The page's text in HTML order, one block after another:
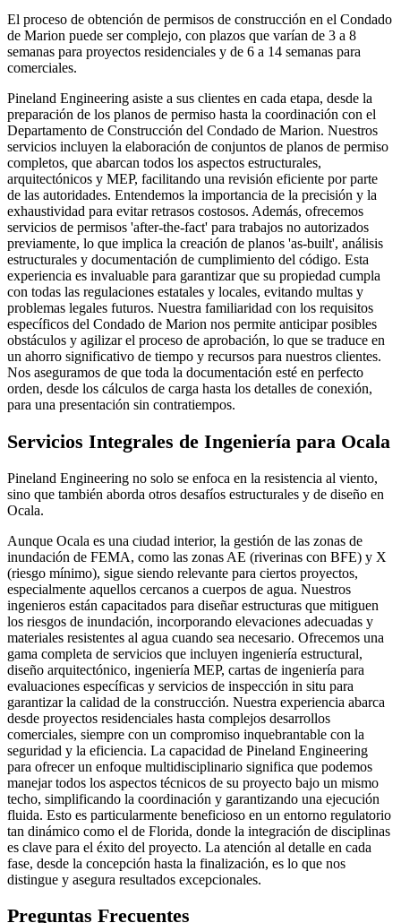
El proceso de obtención de permisos de construcción en el Condado
de Marion puede ser complejo, con plazos que varían de 3 a 8
semanas para proyectos residenciales y de 6 a 14 semanas para
comerciales.
Pineland Engineering asiste a sus clientes en cada etapa, desde la
preparación de los planos de permiso hasta la coordinación con el
Departamento de Construcción del Condado de Marion. Nuestros
servicios incluyen la elaboración de conjuntos de planos de permiso
completos, que abarcan todos los aspectos estructurales,
arquitectónicos y MEP, facilitando una revisión eficiente por parte
de las autoridades. Entendemos la importancia de la precisión y la
exhaustividad para evitar retrasos costosos. Además, ofrecemos
servicios de permisos 'after-the-fact' para trabajos no autorizados
previamente, lo que implica la creación de planos 'as-built', análisis
estructurales y documentación de cumplimiento del código. Esta
experiencia es invaluable para garantizar que su propiedad cumpla
con todas las regulaciones estatales y locales, evitando multas y
problemas legales futuros. Nuestra familiaridad con los requisitos
específicos del Condado de Marion nos permite anticipar posibles
obstáculos y agilizar el proceso de aprobación, lo que se traduce en
un ahorro significativo de tiempo y recursos para nuestros clientes.
Nos aseguramos de que toda la documentación esté en perfecto
orden, desde los cálculos de carga hasta los detalles de conexión,
para una presentación sin contratiempos.
Servicios Integrales de Ingeniería para Ocala
Pineland Engineering no solo se enfoca en la resistencia al viento,
sino que también aborda otros desafíos estructurales y de diseño en
Ocala.
Aunque Ocala es una ciudad interior, la gestión de las zonas de
inundación de FEMA, como las zonas AE (riverinas con BFE) y X
(riesgo mínimo), sigue siendo relevante para ciertos proyectos,
especialmente aquellos cercanos a cuerpos de agua. Nuestros
ingenieros están capacitados para diseñar estructuras que mitiguen
los riesgos de inundación, incorporando elevaciones adecuadas y
materiales resistentes al agua cuando sea necesario. Ofrecemos una
gama completa de servicios que incluyen ingeniería estructural,
diseño arquitectónico, ingeniería MEP, cartas de ingeniería para
evaluaciones específicas y servicios de inspección in situ para
garantizar la calidad de la construcción. Nuestra experiencia abarca
desde proyectos residenciales hasta complejos desarrollos
comerciales, siempre con un compromiso inquebrantable con la
seguridad y la eficiencia. La capacidad de Pineland Engineering
para ofrecer un enfoque multidisciplinario significa que podemos
manejar todos los aspectos técnicos de su proyecto bajo un mismo
techo, simplificando la coordinación y garantizando una ejecución
fluida. Esto es particularmente beneficioso en un entorno regulatorio
tan dinámico como el de Florida, donde la integración de disciplinas
es clave para el éxito del proyecto. La atención al detalle en cada
fase, desde la concepción hasta la finalización, es lo que nos
distingue y asegura resultados excepcionales.
Preguntas Frecuentes